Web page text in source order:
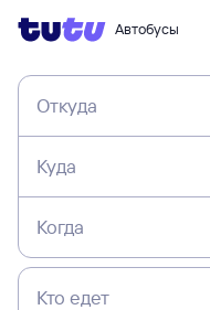
Автобусы
Откуда
Куда
Когда
Кто едет